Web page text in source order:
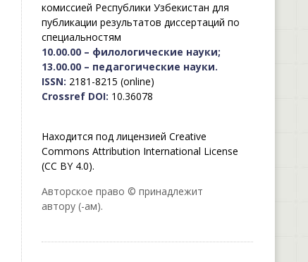
комиссией Республики Узбекистан для
публикации результатов диссертаций по
специальностям
10.00.00 – филологические науки;
13.00.00 – педагогические науки.
ISSN: 2181-8215 (online)
Crossref DOI: 10.36078
Находится под лицензией Creative
Commons Attribution International License
(CC BY 4.0).
Авторское право © принадлежит
автору (-ам).